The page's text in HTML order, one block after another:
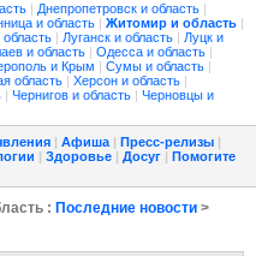
| Днепропетровск и область |
и область | Житомир и область |
| Луганск и область | Луцк и
и область | Одесса и область |
и Крым | Сумы и область |
область | Херсон и область |
| Чернигов и область | Черновцы и
| Афиша | Пресс-релизы |
| Здоровье | Досуг | Помогите
: Последние новости >